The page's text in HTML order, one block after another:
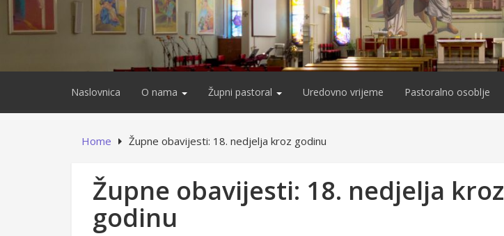
Naslovnica O nama Župni pastoral Uredovno vrijeme Pastoralno osoblje
Home Župne obavijesti: 18. nedjelja kroz godinu
Župne obavijesti: 18. nedjelja kroz
godinu